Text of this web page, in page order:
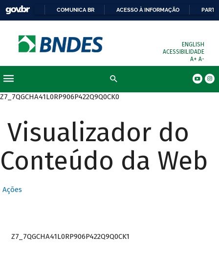
COMUNICA BR ACESSO À INFORMAÇÃO
ENGLISH
ACESSIBILIDADE
A+ A-
Z7_7QGCHA41L0RP906P422Q9Q0CK0
Visualizador do
Conteúdo da Web
Ações
Z7_7QGCHA41L0RP906P422Q9Q0CK1